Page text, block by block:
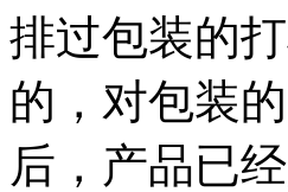
排过包装的
的，对包装
后，产品已